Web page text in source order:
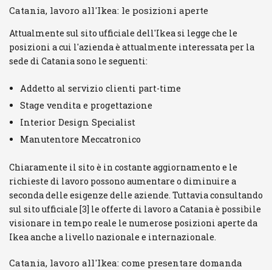
Catania, lavoro all'Ikea: le posizioni aperte
Attualmente sul sito ufficiale dell'Ikea si legge che le
posizioni a cui l'azienda è attualmente interessata per la
sede di Catania sono le seguenti:
Addetto al servizio clienti part-time
Stage vendita e progettazione
Interior Design Specialist
Manutentore Meccatronico
Chiaramente il sito è in costante aggiornamento e le
richieste di lavoro possono aumentare o diminuire a
seconda delle esigenze delle aziende. Tuttavia consultando
sul sito ufficiale [3] le offerte di lavoro a Catania è possibile
visionare in tempo reale le numerose posizioni aperte da
Ikea anche a livello nazionale e internazionale.
Catania, lavoro all'Ikea: come presentare domanda